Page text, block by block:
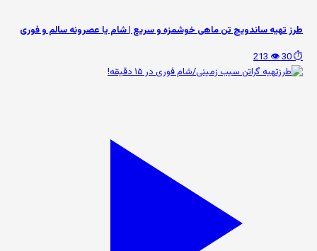
طرز تهیه ساندویچ تن ماهی خوشمزه و سریع | شام یا عصرونه سالم و فوری
⏱️ 30
👁️ 213